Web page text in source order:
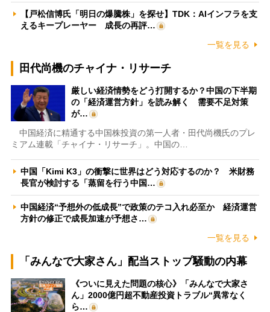
【戸松信博氏「明日の爆騰株」を探せ】TDK：AIインフラを支
えるキープレーヤー 成長の再評…
一覧を見る
田代尚機のチャイナ・リサーチ
厳しい経済情勢をどう打開するか？中国の下半期
の「経済運営方針」を読み解く 需要不足対策
が…
中国経済に精通する中国株投資の第一人者・田代尚機氏のプレ
ミアム連載「チャイナ・リサーチ」。中国の…
中国「Kimi K3」の衝撃に世界はどう対応するのか？ 米財務
長官が検討する「蒸留を行う中国…
中国経済“予想外の低成長”で政策のテコ入れ必至か 経済運営
方針の修正で成長加速が予想さ…
一覧を見る
「みんなで大家さん」配当ストップ騒動の内幕
《ついに見えた問題の核心》「みんなで大家さ
ん」2000億円超不動産投資トラブル“異常なく
ら…